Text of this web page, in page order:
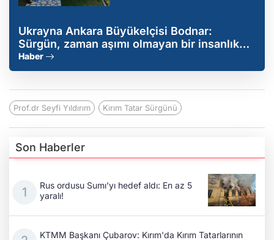
Ukrayna Ankara Büyükelçisi Bodnar:
Sürgün, zaman aşımı olmayan bir insanlık
suçudur!
Haber
Prof.dr Seyfi Yıldırım Kırım Tatar Sürgünü
Son Haberler
Rus ordusu Sumı'yı hedef aldı: En az 5
yaralı!
KTMM Başkanı Çubarov: Kırım'da Kırım Tatarlarının